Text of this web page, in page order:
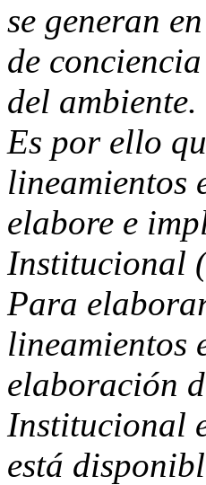
se generan
de
del ambiente.
Es por ello
lineamientos
elabore e
Institucional
Para
lineamientos
elaboración
Institucional
está